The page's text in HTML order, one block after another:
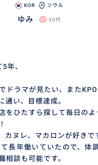
KOR ソウル
ゆみ 30代
年、
ドラマが見たい、また
通い、目標達成。
ひたすら探して毎日のよ
ヌレ、マカロンが好きで
長年働いていたので、体
相談も可能です。